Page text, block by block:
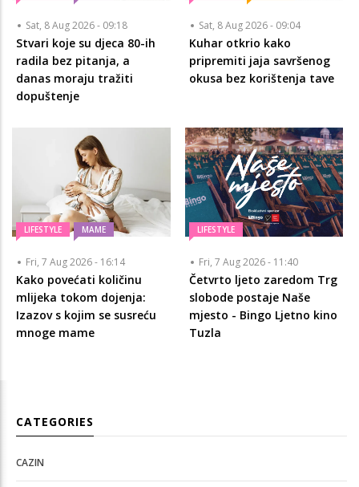
Sat, 8 Aug 2026 - 09:18
Stvari koje su djeca 80-ih
radila bez pitanja, a
danas moraju tražiti
dopuštenje
Sat, 8 Aug 2026 - 09:04
Kuhar otkrio kako
pripremiti jaja savršenog
okusa bez korištenja tave
LIFESTYLE MAME
Fri, 7 Aug 2026 - 16:14
Kako povećati količinu
mlijeka tokom dojenja:
Izazov s kojim se susreću
mnoge mame
LIFESTYLE
Fri, 7 Aug 2026 - 11:40
Četvrto ljeto zaredom Trg
slobode postaje Naše
mjesto - Bingo Ljetno kino
Tuzla
CATEGORIES
CAZIN